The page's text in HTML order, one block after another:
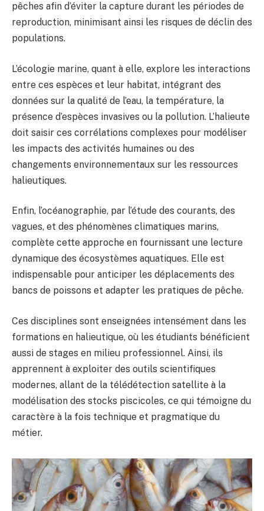
pêches afin d’éviter la capture durant les périodes de
reproduction, minimisant ainsi les risques de déclin des
populations.
L’écologie marine, quant à elle, explore les interactions
entre ces espèces et leur habitat, intégrant des
données sur la qualité de l’eau, la température, la
présence d’espèces invasives ou la pollution. L’halieute
doit saisir ces corrélations complexes pour modéliser
les impacts des activités humaines ou des
changements environnementaux sur les ressources
halieutiques.
Enfin, l’océanographie, par l’étude des courants, des
vagues, et des phénomènes climatiques marins,
complète cette approche en fournissant une lecture
dynamique des écosystèmes aquatiques. Elle est
indispensable pour anticiper les déplacements des
bancs de poissons et adapter les pratiques de pêche.
Ces disciplines sont enseignées intensément dans les
formations en halieutique, où les étudiants bénéficient
aussi de stages en milieu professionnel. Ainsi, ils
apprennent à exploiter des outils scientifiques
modernes, allant de la télédétection satellite à la
modélisation des stocks piscicoles, ce qui témoigne du
caractère à la fois technique et pragmatique du
métier.